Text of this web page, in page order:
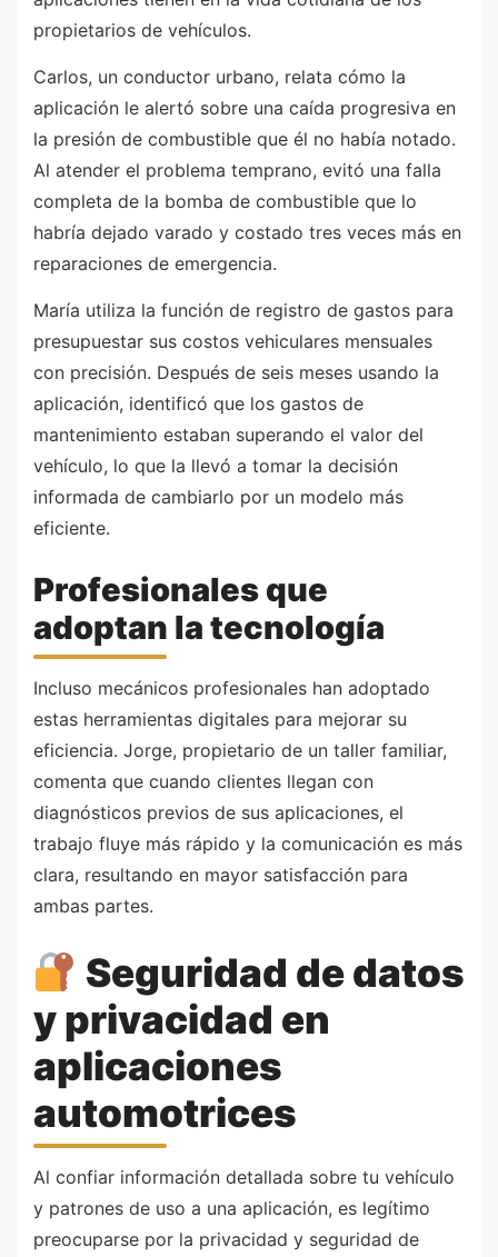
propietarios de vehículos.
Carlos, un conductor urbano, relata cómo la
aplicación le alertó sobre una caída progresiva en
la presión de combustible que él no había notado.
Al atender el problema temprano, evitó una falla
completa de la bomba de combustible que lo
habría dejado varado y costado tres veces más en
reparaciones de emergencia.
María utiliza la función de registro de gastos para
presupuestar sus costos vehiculares mensuales
con precisión. Después de seis meses usando la
aplicación, identificó que los gastos de
mantenimiento estaban superando el valor del
vehículo, lo que la llevó a tomar la decisión
informada de cambiarlo por un modelo más
eficiente.
Profesionales que
adoptan la tecnología
Incluso mecánicos profesionales han adoptado
estas herramientas digitales para mejorar su
eficiencia. Jorge, propietario de un taller familiar,
comenta que cuando clientes llegan con
diagnósticos previos de sus aplicaciones, el
trabajo fluye más rápido y la comunicación es más
clara, resultando en mayor satisfacción para
ambas partes.
Seguridad de datos
y privacidad en
aplicaciones
automotrices
Al confiar información detallada sobre tu vehículo
y patrones de uso a una aplicación, es legítimo
preocuparse por la privacidad y seguridad de